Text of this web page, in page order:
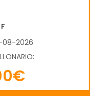
08-2026